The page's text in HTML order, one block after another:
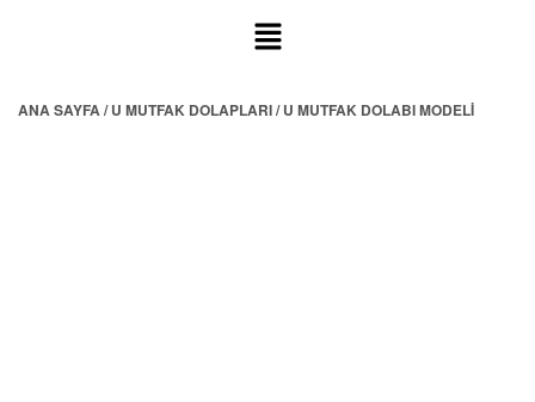
ANA SAYFA/U MUTFAK DOLAPLARI/ U MUTFAK DOLABI MODELI